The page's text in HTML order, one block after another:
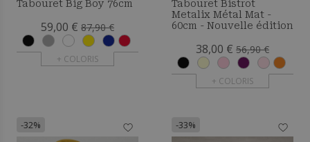
Tabouret Big Boy 76cm
59,00 € 87,90 €
+ COLORIS
Tabouret Bistrot
Metalix Métal Mat -
60cm - Nouvelle édition
38,00 € 56,90 €
+ COLORIS
-32% -33%